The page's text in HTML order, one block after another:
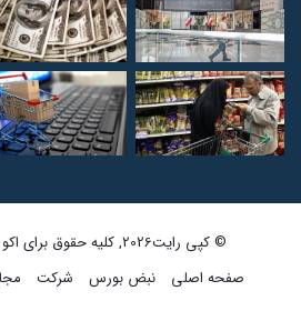
© کپی رایت2026, کلیه حقوق برای اکو بورس محفوظ است.
صفحه اصلی
نبض بورس شرکت